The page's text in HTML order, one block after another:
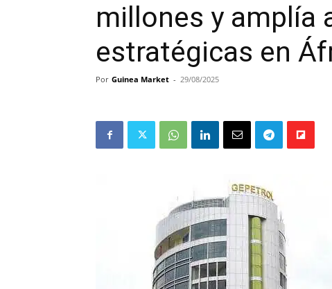
millones y amplía
estratégicas en
Por Guinea Market - 29/08/2025